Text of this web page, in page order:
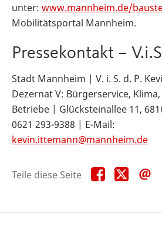
unter: www.mannheim.de/
Mobilitätsportal Mannheim.
Pressekontakt –
Stadt Mannheim | V. i. S. d. P.
Dezernat V: Bürgerservice,
Betriebe | Glücksteinallee 11,
0621 293-9388 | E-Mail:
kevin.ittemann@mannheim.de
Teile diese Seite Teile
diese
Teile
diese